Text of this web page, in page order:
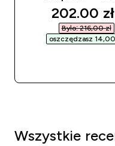
202.00 zł‎
Było: 216,00 zł‎
oszczędzasz 14,00
Wszystkie